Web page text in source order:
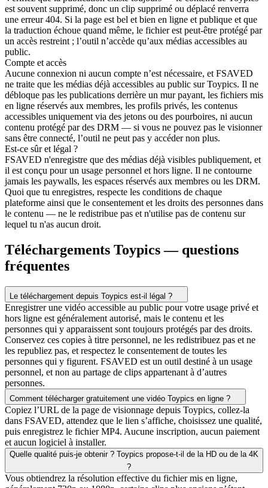
est souvent supprimé, donc un clip supprimé ou déplacé renverra
une erreur 404. Si la page est bel et bien en ligne et publique et que
la traduction échoue quand même, le fichier est peut-être protégé par
un accès restreint ; l’outil n’accède qu’aux médias accessibles au
public.
Compte et accès
Aucune connexion ni aucun compte n’est nécessaire, et FSAVED
ne traite que les médias déjà accessibles au public sur Toypics. Il ne
débloque pas les publications derrière un mur payant, les fichiers mis
en ligne réservés aux membres, les profils privés, les contenus
accessibles uniquement via des jetons ou des pourboires, ni aucun
contenu protégé par des DRM — si vous ne pouvez pas le visionner
sans être connecté, l’outil ne peut pas y accéder non plus.
Est-ce sûr et légal ?
FSAVED n'enregistre que des médias déjà visibles publiquement, et
il est conçu pour un usage personnel et hors ligne. Il ne contourne
jamais les paywalls, les espaces réservés aux membres ou les DRM.
Quoi que tu enregistres, respecte les conditions de chaque
plateforme ainsi que le consentement et les droits des personnes dans
le contenu — ne le redistribue pas et n'utilise pas de contenu sur
lequel tu n'as aucun droit.
Téléchargements Toypics — questions
fréquentes
Le téléchargement depuis Toypics est-il légal ?
Enregistrer une vidéo accessible au public pour votre usage privé et
hors ligne est généralement autorisé, mais le contenu et les
personnes qui y apparaissent sont toujours protégés par des droits.
Conservez ces copies à titre personnel, ne les redistribuez pas et ne
les republiez pas, et respectez le consentement de toutes les
personnes qui y figurent. FSAVED est un outil destiné à un usage
personnel, et non au partage de clips appartenant à d’autres
personnes.
Comment télécharger gratuitement une vidéo Toypics en ligne ?
Copiez l’URL de la page de visionnage depuis Toypics, collez-la
dans FSAVED, attendez que le lien s’affiche, choisissez une qualité,
puis enregistrez le fichier MP4. Aucune inscription, aucun paiement
et aucun logiciel à installer.
Quelle qualité puis-je obtenir ? Toypics propose-t-il de la HD ou de la 4K
?
Vous obtiendrez la résolution effective du fichier mis en ligne,